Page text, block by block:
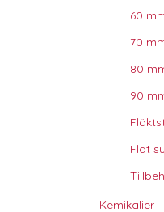
60
70
80
90
Flat
Kemikalier